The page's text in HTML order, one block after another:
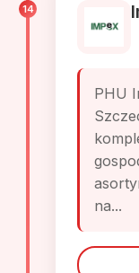
14
PHU
na...